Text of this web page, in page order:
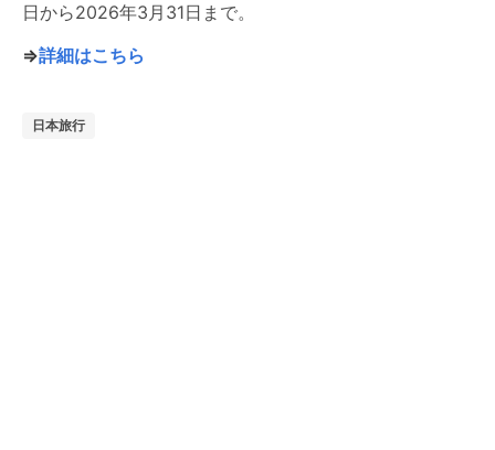
日から2026年3月31日まで。
⇒詳細はこちら
日本旅行